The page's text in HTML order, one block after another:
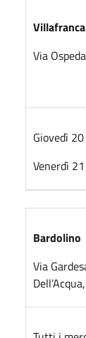
Villafranca
Via
Bardolino
Via